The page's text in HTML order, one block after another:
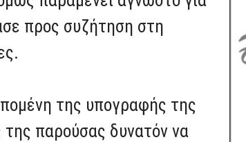
προς συζήτηση στη
της υπογραφής της
της παρούσας δυνατόν να